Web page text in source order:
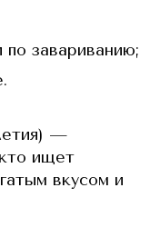
завариванию;
—
ищет
вкусом и